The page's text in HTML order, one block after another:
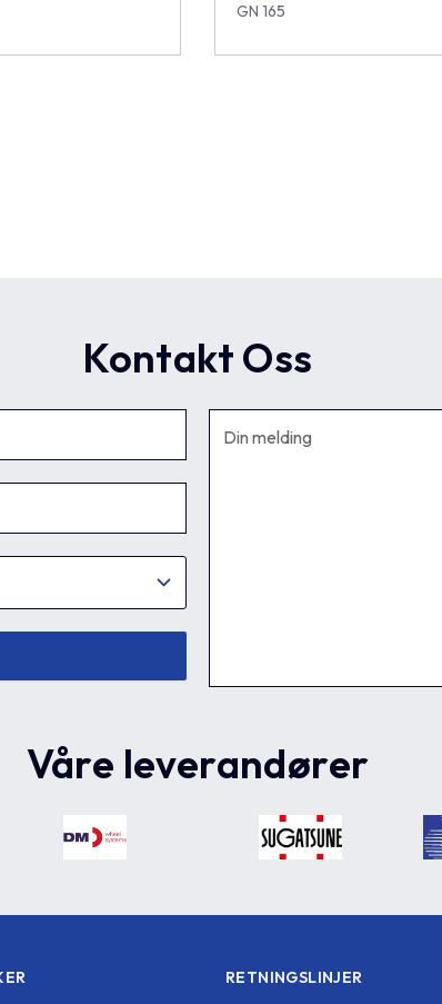
GN 165
Kontakt Oss
Våre leverandører
RETNINGSLINJER